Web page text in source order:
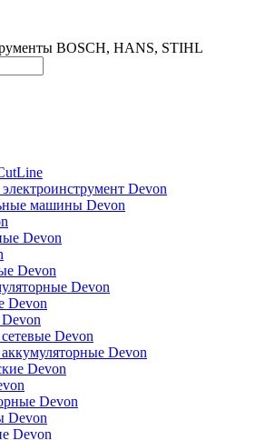
BOSCH, HANS, STIHL
Devon
машины Devon
Devon
Devon
Devon
Devon
Devon
Devon
Devon
Devon
Devon
Devon